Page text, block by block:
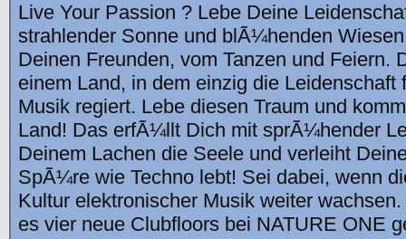
Live Your Passion ? Lebe Deine
strahlender Sonne und blÃ¼henden
Deinen Freunden, vom Tanzen und Feiern.
einem Land, in dem einzig die
Musik regiert. Lebe diesen Traum und
Land! Das erfÃ¼llt Dich mit sprÃ¼hender
Deinem Lachen die Seele und verleiht
SpÃ¼re wie Techno lebt! Sei dabei, wenn
Kultur elektronischer Musik weiter
es vier neue Clubfloors bei NATURE ONE